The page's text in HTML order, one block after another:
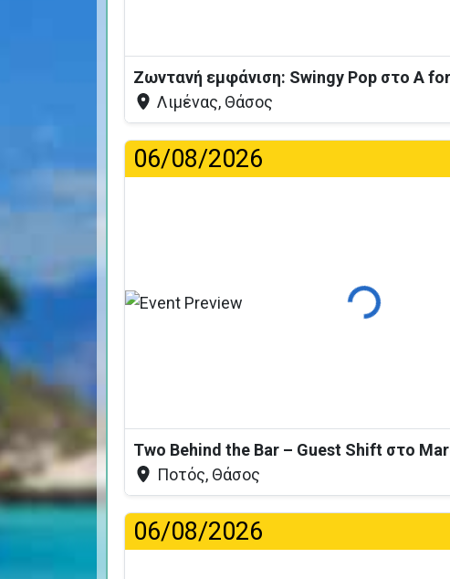
Ζωντανή εμφάνιση: Swingy Pop στο A
Λιμένας, Θάσος
06/08/2026
Φόρτωση...
Two Behind the Bar – Guest Shift στο
Ποτός, Θάσος
06/08/2026